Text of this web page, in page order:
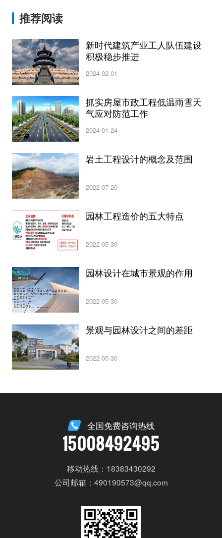
推荐阅读
新时代建筑产业工人队伍建设
积极稳步推进
2024-02-01
抓实房屋市政工程低温雨雪天
气应对防范工作
2024-01-24
岩土工程设计的概念及范围
2022-07-20
园林工程造价的五大特点
2022-05-30
园林设计在城市景观的作用
2022-05-30
景观与园林设计之间的差距
2022-05-30
全国免费咨询热线
15008492495
移动热线：18383430292
公司邮箱：490190573@qq.com